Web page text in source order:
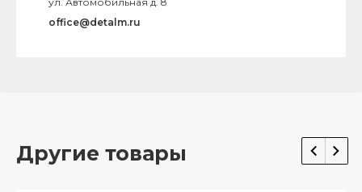
office@detalm.ru
Другие товары